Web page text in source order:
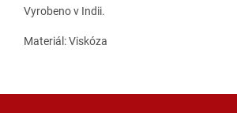
Vyrobeno v Indii.
Materiál: Viskóza